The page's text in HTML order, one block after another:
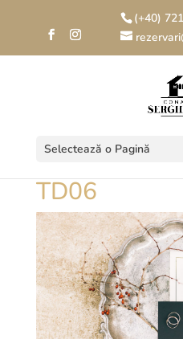
(+40)
Selectează o Pagină
TD06